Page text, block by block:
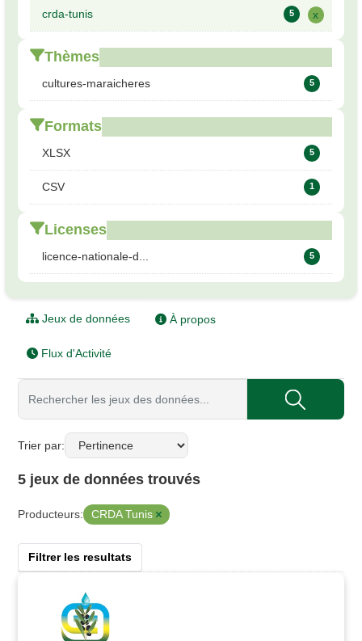
crda-tunis 5 x
Thèmes
cultures-maraicheres 5
Formats
XLSX 5
CSV 1
Licenses
licence-nationale-d... 5
Jeux de données À propos
Flux d'Activité
Trier par
5 jeux de données trouvés
Producteurs: CRDA Tunis
Filtrer les resultats